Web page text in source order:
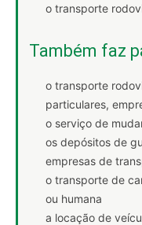
o transporte
Também faz
o transporte
particulares,
o serviço de
os depósitos de
empresas de
o transporte de
ou humana
a locação de